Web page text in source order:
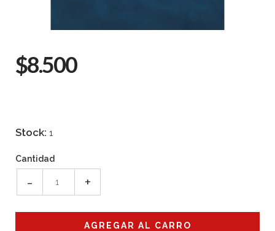
$8.500
Stock: 1
Cantidad
- +